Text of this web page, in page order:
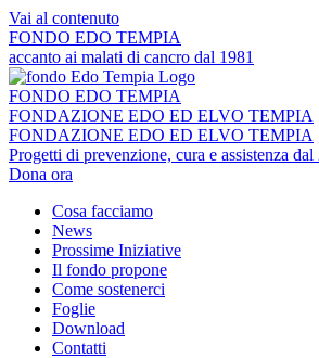
Vai al contenuto
FONDO EDO TEMPIA
accanto ai malati di cancro dal 1981
FONDO EDO TEMPIA
FONDAZIONE EDO ED ELVO TEMPIA
FONDAZIONE EDO ED ELVO TEMPIA
Progetti di prevenzione, cura e assistenza dal
Dona ora
Cosa facciamo
News
Prossime Iniziative
Il fondo propone
Come sostenerci
Foglie
Download
Contatti